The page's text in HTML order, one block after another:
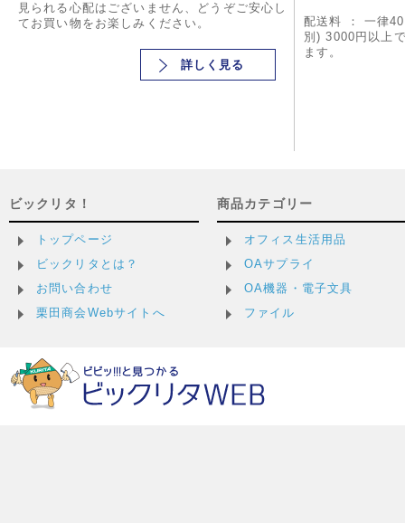
見られる心配はございません、どうぞご安心し
てお買い物をお楽しみください。
詳しく見る
配送料 ： 一律
別) 3000円以上
ます。
ビックリタ！
トップページ
ビックリタとは？
お問い合わせ
栗田商会Webサイトへ
商品カテゴリー
オフィス生活用品
OAサプライ
OA機器・電子文具
ファイル